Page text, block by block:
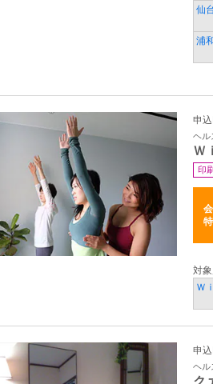
仙
浦
申
ヘル
Ｗ
印
対
Ｗ
申
ヘル
ク